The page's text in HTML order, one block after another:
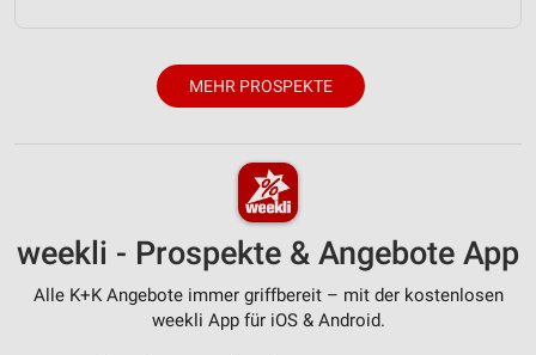
MEHR PROSPEKTE
weekli - Prospekte & Angebote App
Alle K+K Angebote immer griffbereit – mit der kostenlosen
weekli App für iOS & Android.
Verwendung von Profilen zur Auswahl
personalisierter Inhalte
Messung der Werbeleistung
Messung der Performance von Inhalten
Analyse von Zielgruppen durch Statistiken oder
Quellen